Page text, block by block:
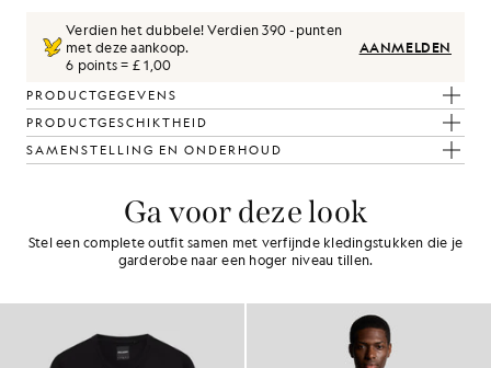
Verdien het dubbele! Verdien390-punten
met deze aankoop.
6 points = £ 1,00
AANMELDEN
PRODUCTGEGEVENS
PRODUCTGESCHIKTHEID
SAMENSTELLING EN ONDERHOUD
Ga voor deze look
Stel een complete outfit samen met verfijnde kledingstukken die je
garderobe naar een hoger niveau tillen.